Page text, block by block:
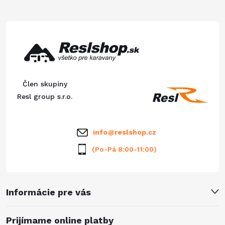
Informácie pre vás
Člen skupiny
Resl group s.r.o.
info@reslshop.cz
(Po-Pá 8:00-11:00)
Prijímame online platby